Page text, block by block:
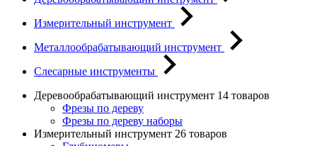
Измерительный инструмент
Металлообрабатывающий инструмент
Слесарные инструменты
Деревообрабатывающий инструмент 14 товаров
Фрезы по дереву
Фрезы по дереву наборы
Измерительный инструмент 26 товаров